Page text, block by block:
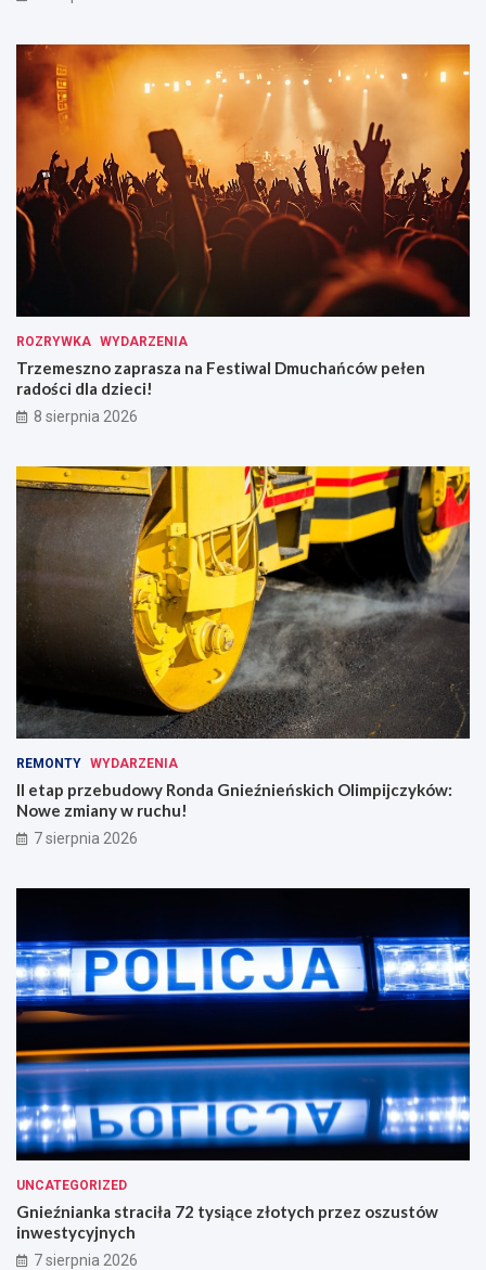
ROZRYWKA WYDARZENIA
Trzemeszno zaprasza na Festiwal Dmuchańców pełen
radości dla dzieci!
8 sierpnia 2026
REMONTY WYDARZENIA
II etap przebudowy Ronda Gnieźnieńskich Olimpijczyków:
Nowe zmiany w ruchu!
7 sierpnia 2026
UNCATEGORIZED
Gnieźnianka straciła 72 tysiące złotych przez oszustów
inwestycyjnych
7 sierpnia 2026